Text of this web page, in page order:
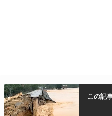
この記